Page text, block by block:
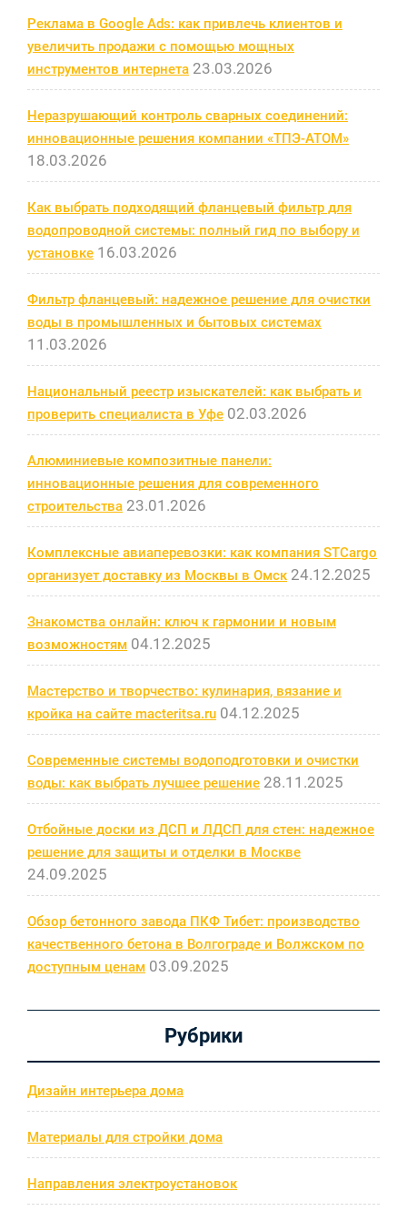
Реклама в Google Ads: как привлечь клиентов и
увеличить продажи с помощью мощных
инструментов интернета 23.03.2026
Неразрушающий контроль сварных соединений:
инновационные решения компании «ТПЭ-АТОМ»
18.03.2026
Как выбрать подходящий фланцевый фильтр для
водопроводной системы: полный гид по выбору и
установке 16.03.2026
Фильтр фланцевый: надежное решение для очистки
воды в промышленных и бытовых системах
11.03.2026
Национальный реестр изыскателей: как выбрать и
проверить специалиста в Уфе 02.03.2026
Алюминиевые композитные панели:
инновационные решения для современного
строительства 23.01.2026
Комплексные авиаперевозки: как компания STCargo
организует доставку из Москвы в Омск 24.12.2025
Знакомства онлайн: ключ к гармонии и новым
возможностям 04.12.2025
Мастерство и творчество: кулинария, вязание и
кройка на сайте macteritsa.ru 04.12.2025
Современные системы водоподготовки и очистки
воды: как выбрать лучшее решение 28.11.2025
Отбойные доски из ДСП и ЛДСП для стен: надежное
решение для защиты и отделки в Москве
24.09.2025
Обзор бетонного завода ПКФ Тибет: производство
качественного бетона в Волгограде и Волжском по
доступным ценам 03.09.2025
Рубрики
Дизайн интерьера дома
Материалы для стройки дома
Направления электроустановок